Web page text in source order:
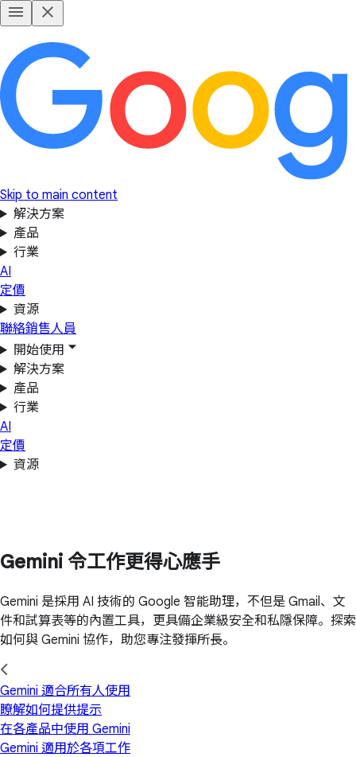
Skip to main content
解決方案
產品
行業
AI
定價
資源
聯絡銷售人員
開始使用
解決方案
產品
行業
AI
定價
資源
Gemini 令工作更得心應手
Gemini 是採用 AI 技術的 Google 智能助理，不但是 Gmail、文
件和試算表等的內置工具，更具備企業級安全和私隱保障。探索
如何與 Gemini 協作，助您專注發揮所長。
Gemini 適合所有人使用
瞭解如何提供提示
在各產品中使用 Gemini
Gemini 適用於各項工作